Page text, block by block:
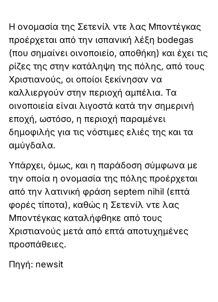
Η ονομασία της Σετενίλ ντε λας Μποντέγκας
προέρχεται από την ισπανική λέξη bodegas
(που σημαίνει οινοποιείο, αποθήκη) και έχει τις
ρίζες της στην κατάληψη της πόλης, από τους
Χριστιανούς, οι οποίοι ξεκίνησαν να
καλλιεργούν στην περιοχή αμπέλια. Τα
οινοποιεία είναι λιγοστά κατά την σημερινή
εποχή, ωστόσο, η περιοχή παραμένει
δημοφιλής για τις νόστιμες ελιές της και τα
αμύγδαλα.
Υπάρχει, όμως, και η παράδοση σύμφωνα με
την οποία η ονομασία της πόλης προέρχεται
από την λατινική φράση septem nihil (επτά
φορές τίποτα), καθώς η Σετενίλ ντε λας
Μποντέγκας καταλήφθηκε από τους
Χριστιανούς μετά από επτά αποτυχημένες
προσπάθειες.
Πηγή: newsit